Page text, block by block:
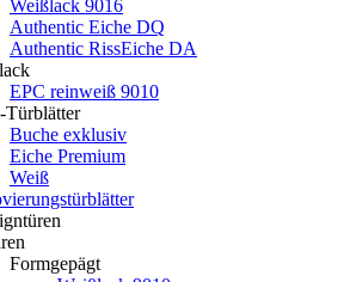
Weißlack 9016
Authentic Eiche DQ
Authentic RissEiche DA
EPC reinweiß 9010
Buche exklusiv
Eiche Premium
Weiß
Formgepägt